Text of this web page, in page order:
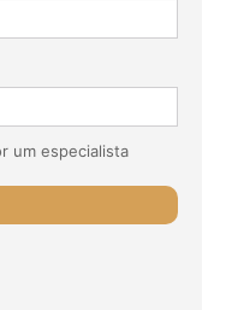
um especialista